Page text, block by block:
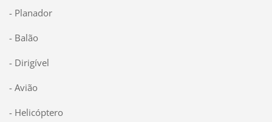
- Planador
- Balão
- Dirigível
- Avião
- Helicóptero